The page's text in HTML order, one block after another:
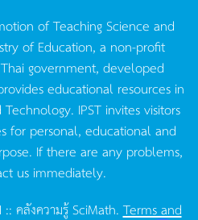
of Teaching Science and
of Education, a non-profit
government, developed
educational resources in
IPST invites visitors
for personal, educational and
If there are any problems,
us immediately.
:: คลังความรู้ SciMath.Terms and